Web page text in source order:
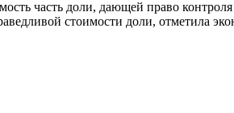
часть доли, дающей право
стоимости доли, отметила